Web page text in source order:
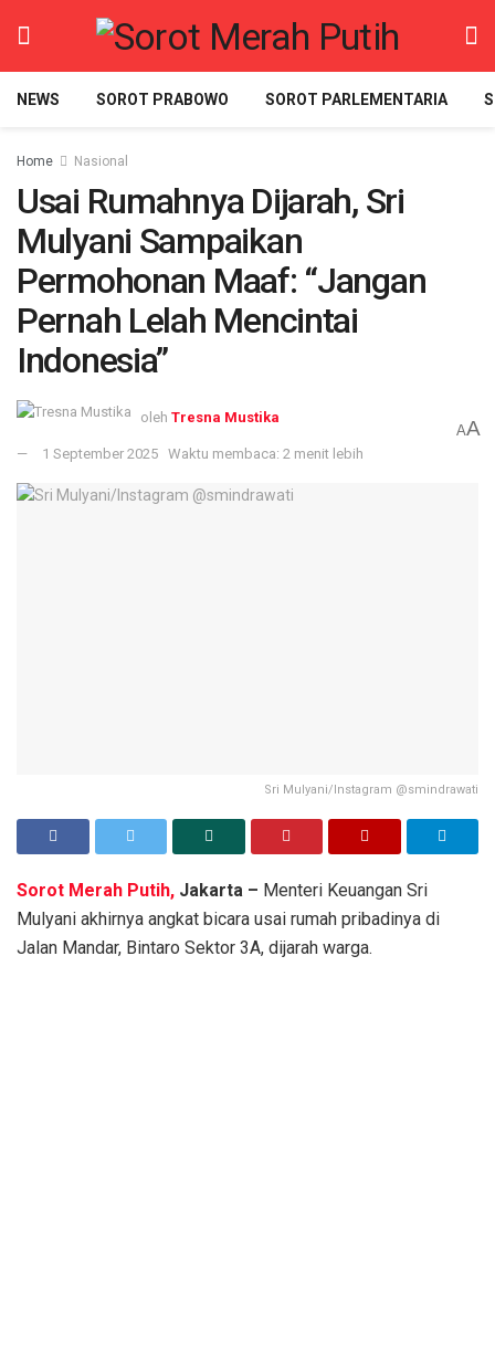
NEWS SOROT PRABOWO SOROT PARLEMENTARIA
Home Nasional
Usai Rumahnya Dijarah, Sri
Mulyani Sampaikan
Permohonan Maaf: “Jangan
Pernah Lelah Mencintai
Indonesia”
oleh Tresna Mustika
1 September 2025 Waktu membaca: 2 menit lebih
AA
Sri Mulyani/Instagram @smindrawati
Sorot Merah Putih, Jakarta – Menteri Keuangan Sri
Mulyani akhirnya angkat bicara usai rumah pribadinya di
Jalan Mandar, Bintaro Sektor 3A, dijarah warga.